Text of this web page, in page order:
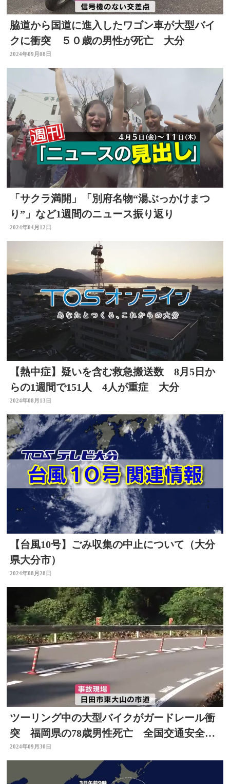
脇道から国道に進入したワゴン車が大型バイ
クに衝突 ５０歳の男性が死亡 大分
2024年09月08日
「サクラ満開」「別府名物“湯ぶっかけまつ
り”」など1週間のニュース振り返り
2024年04月12日
【熱中症】疑いを含む救急搬送数 8月5日か
らの1週間で151人 4人が重症 大分
2024年08月13日
【台風10号】ごみ収集の中止について（大分
県大分市）
2024年08月28日
ツーリング中の大型バイクがガードレール衝
突 福岡県の78歳男性死亡 全国交通安全運
動期間中 大分
2024年09月30日